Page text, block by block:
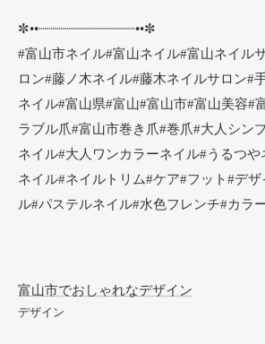
✼••┈┈┈┈┈┈┈┈┈┈┈┈••✼
#富山市ネイル#富山ネイル#富山ネイル
ロン#藤ノ木ネイル#藤木ネイルサロン#
ネイル#富山県#富山#富山市#富山美容#
ラブル爪#富山市巻き爪#巻爪#大人シン
ネイル#大人ワンカラーネイル#うるつや
ネイル#ネイルトリム#ケア#フット#デ
ル#パステルネイル#水色フレンチ#カラ
富山市でおしゃれなデザイン
デザイン